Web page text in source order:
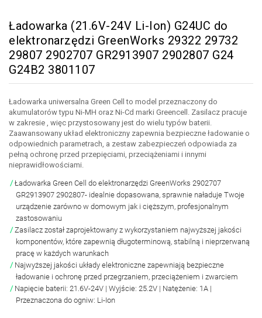
Ładowarka (21.6V-24V Li-Ion) G24UC do
elektronarzędzi GreenWorks 29322 29732
29807 2902707 GR2913907 2902807 G24
G24B2 3801107
Ładowarka uniwersalna Green Cell to model przeznaczony do
akumulatorów typu Ni-MH oraz Ni-Cd marki Greencell. Zasilacz pracuje
w zakresie , więc przystosowany jest do wielu typów baterii.
Zaawansowany układ elektroniczny zapewnia bezpieczne ładowanie o
odpowiednich parametrach, a zestaw zabezpieczeń odpowiada za
pełną ochronę przed przepięciami, przeciążeniami i innymi
nieprawidłowościami.
Ładowarka Green Cell do elektronarzędzi GreenWorks 2902707
GR2913907 2902807- idealnie dopasowana, sprawnie naładuje Twoje
urządzenie zarówno w domowym jak i cięższym, profesjonalnym
zastosowaniu
Zasilacz został zaprojektowany z wykorzystaniem najwyższej jakości
komponentów, które zapewnią długoterminową, stabilną i nieprzerwaną
pracę w każdych warunkach
Najwyższej jakości układy elektroniczne zapewniają bezpieczne
ładowanie i ochronę przed przegrzaniem, przeciążeniem i zwarciem
Napięcie baterii: 21.6V-24V | Wyjście: 25.2V | Natężenie: 1A |
Przeznaczona do ogniw: Li-Ion